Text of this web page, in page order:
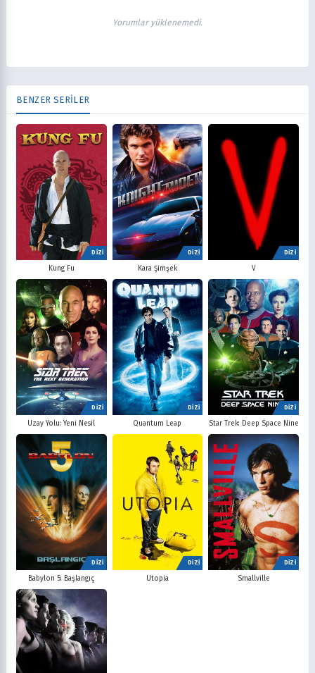
Yorumlar yüklenemedi.
BENZER SERİLER
DİZİ
Kung Fu
DİZİ
Kara Şimşek
DİZİ
V
DİZİ
Uzay Yolu: Yeni Nesil
DİZİ
Quantum Leap
DİZİ
Star Trek: Deep Space Nine
DİZİ
Babylon 5: Başlangıç
DİZİ
Utopia
DİZİ
Smallville